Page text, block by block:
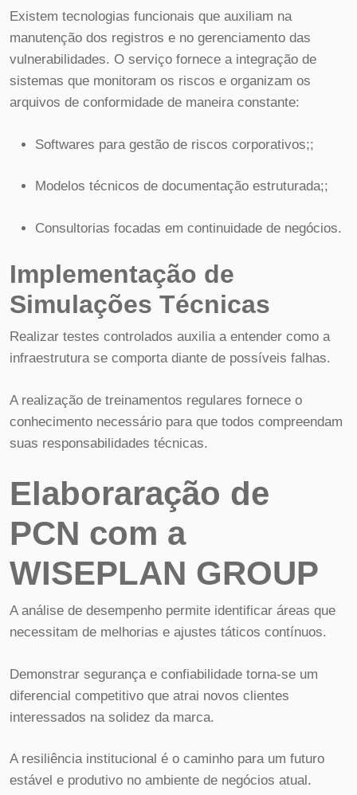
Existem tecnologias funcionais que auxiliam na
manutenção dos registros e no gerenciamento das
vulnerabilidades. O serviço fornece a integração de
sistemas que monitoram os riscos e organizam os
arquivos de conformidade de maneira constante:
Softwares para gestão de riscos corporativos;;
Modelos técnicos de documentação estruturada;;
Consultorias focadas em continuidade de negócios.
Implementação de
Simulações Técnicas
Realizar testes controlados auxilia a entender como a
infraestrutura se comporta diante de possíveis falhas.
A realização de treinamentos regulares fornece o
conhecimento necessário para que todos compreendam
suas responsabilidades técnicas.
Elaboraração de
PCN com a
WISEPLAN GROUP
A análise de desempenho permite identificar áreas que
necessitam de melhorias e ajustes táticos contínuos.
Demonstrar segurança e confiabilidade torna-se um
diferencial competitivo que atrai novos clientes
interessados na solidez da marca.
A resiliência institucional é o caminho para um futuro
estável e produtivo no ambiente de negócios atual.